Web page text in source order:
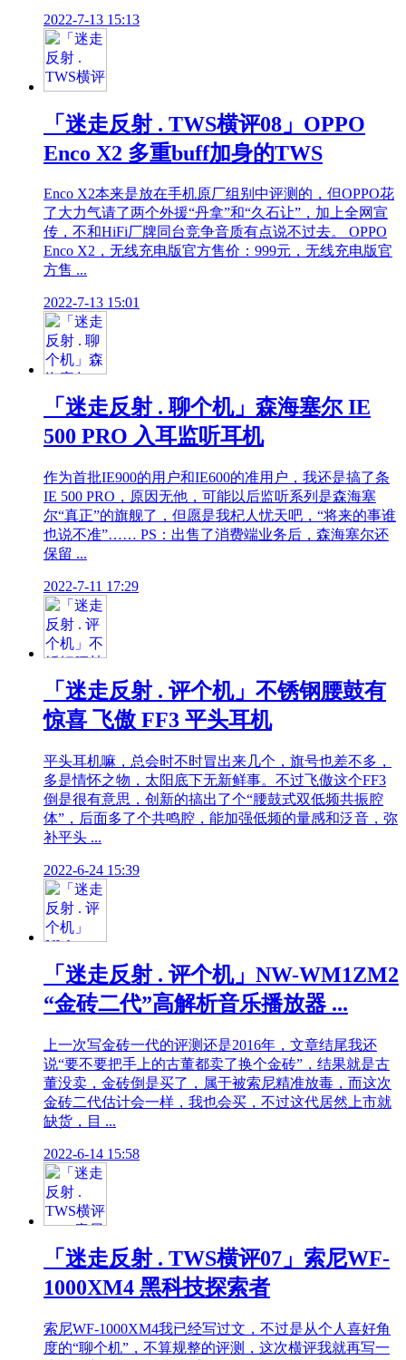
2022-7-13 15:13
「迷走反射 . TWS横评08」OPPO
Enco X2 多重buff加身的TWS
Enco X2本来是放在手机原厂组别中评测的，但OPPO花
了大力气请了两个外援“丹拿”和“久石让”，加上全网宣
传，不和HiFi厂牌同台竞争音质有点说不过去。 OPPO
Enco X2，无线充电版官方售价：999元，无线充电版官
方售 ...
2022-7-13 15:01
「迷走反射 . 聊个机」森海塞尔 IE
500 PRO 入耳监听耳机
作为首批IE900的用户和IE600的准用户，我还是搞了条
IE 500 PRO，原因无他，可能以后监听系列是森海塞
尔“真正”的旗舰了，但愿是我杞人忧天吧，“将来的事谁
也说不准”…… PS：出售了消费端业务后，森海塞尔还
保留 ...
2022-7-11 17:29
「迷走反射 . 评个机」不锈钢腰鼓有
惊喜 飞傲 FF3 平头耳机
平头耳机嘛，总会时不时冒出来几个，旗号也差不多，
多是情怀之物，太阳底下无新鲜事。不过飞傲这个FF3
倒是很有意思，创新的搞出了个“腰鼓式双低频共振腔
体”，后面多了个共鸣腔，能加强低频的量感和泛音，弥
补平头 ...
2022-6-24 15:39
「迷走反射 . 评个机」NW-WM1ZM2
“金砖二代”高解析音乐播放器 ...
上一次写金砖一代的评测还是2016年，文章结尾我还
说“要不要把手上的古董都卖了换个金砖”，结果就是古
董没卖，金砖倒是买了，属于被索尼精准放毒，而这次
金砖二代估计会一样，我也会买，不过这代居然上市就
缺货，目 ...
2022-6-14 15:58
「迷走反射 . TWS横评07」索尼WF-
1000XM4 黑科技探索者
索尼WF-1000XM4我已经写过文，不过是从个人喜好角
度的“聊个机”，不算规整的评测，这次横评我就再写一